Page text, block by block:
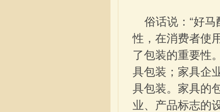
俗话说：“好马
性，在消费者使
了包装的重要性
具包装；家具企
具包装。家具的
业、产品标志的